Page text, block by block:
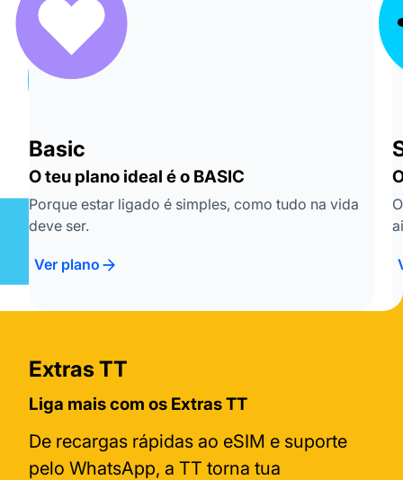
Basic
O teu plano ideal é o BASIC
Porque estar ligado é simples, como tudo na vida
deve ser.
Ver plano
Extras TT
Liga mais com os Extras TT
De recargas rápidas ao eSIM e suporte
pelo WhatsApp, a TT torna tua